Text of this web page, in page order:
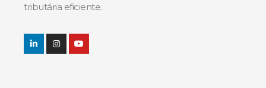
tributária eficiente.